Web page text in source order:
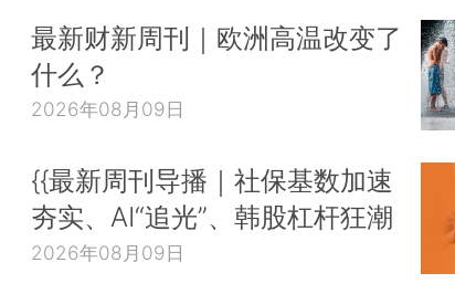
最新财新周刊｜欧洲高温改变了
什么？
2026年08月09日
{{最新周刊导播｜社保基数加速
夯实、AI“追光”、韩股杠杆狂潮
2026年08月09日